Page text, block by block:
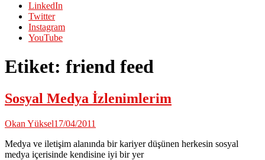
LinkedIn
Twitter
Instagram
YouTube
Etiket: friend feed
Sosyal Medya İzlenimlerim
Okan Yüksel17/04/2011
Medya ve iletişim alanında bir kariyer düşünen herkesin sosyal
medya içerisinde kendisine iyi bir yer